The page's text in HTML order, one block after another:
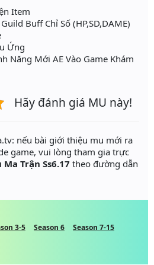
Item
Buff Chỉ Số (HP,SD,DAME)
Ứng
Năng Mới AE Vào Game Khám
Hãy đánh giá MU này!
nếu bài giới thiệu mu mới ra
game, vui lòng tham gia trực
Ma Trận Ss6.17 theo đường dẫn
3-5 Season 6
Season 7-15